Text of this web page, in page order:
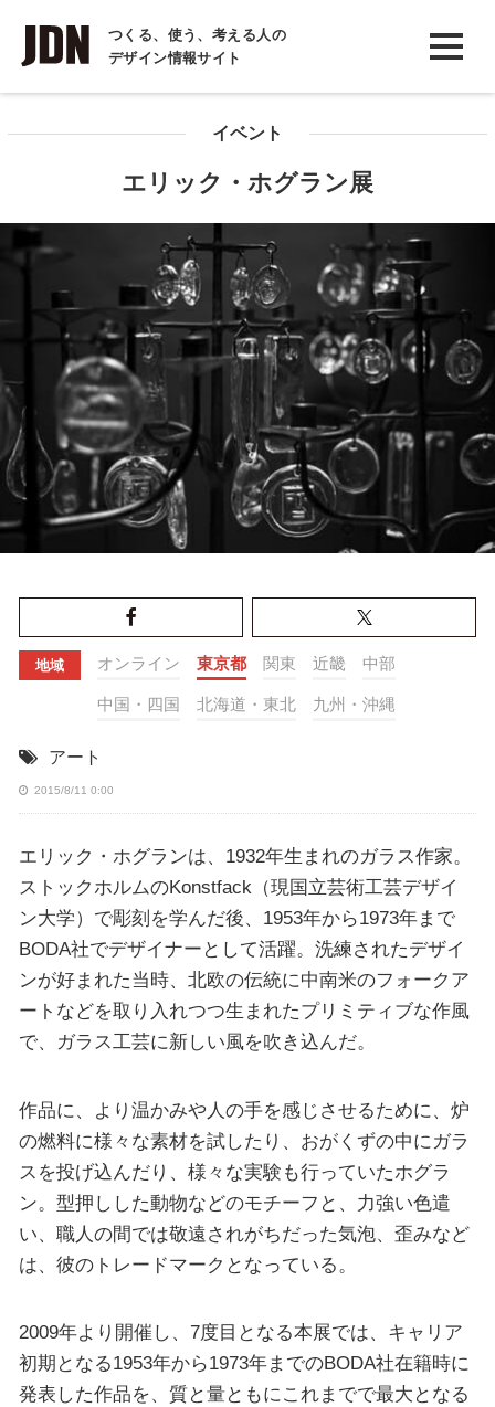
つくる、使う、考える人の
デザイン情報サイト
INTERVIEW
インタビュー
イベント
エリック・ホグラン展
地域 オンライン 東京都 関東 近畿 中部
中国・四国 北海道・東北 九州・沖縄
アート
2015/8/11 0:00
エリック・ホグランは、1932年生まれのガラス作家。
ストックホルムのKonstfack（現国立芸術工芸デザイ
ン大学）で彫刻を学んだ後、1953年から1973年まで
BODA社でデザイナーとして活躍。洗練されたデザイ
ンが好まれた当時、北欧の伝統に中南米のフォークア
ートなどを取り入れつつ生まれたプリミティブな作風
で、ガラス工芸に新しい風を吹き込んだ。
作品に、より温かみや人の手を感じさせるために、炉
の燃料に様々な素材を試したり、おがくずの中にガラ
スを投げ込んだり、様々な実験も行っていたホグラ
ン。型押しした動物などのモチーフと、力強い色遣
い、職人の間では敬遠されがちだった気泡、歪みなど
は、彼のトレードマークとなっている。
2009年より開催し、7度目となる本展では、キャリア
初期となる1953年から1973年までのBODA社在籍時に
発表した作品を、質と量ともにこれまでで最大となる